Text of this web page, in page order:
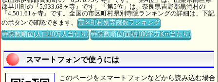
郡早川町の『5,933.68ヶ寺』です。「第5位」は、奈良県吉野郡黒滝村の
『4,501.61ヶ寺』です。全国の市区町村県別寺院ランキングの詳細は、下記
のボタンで確認できます。市区町村別寺院数ランキング
寺院数順位(人口10万人当たり) 寺院数順位(面積100平方Km当たり)
スマートフォンで使うには
このページをスマートフォンなどから読み込む場合